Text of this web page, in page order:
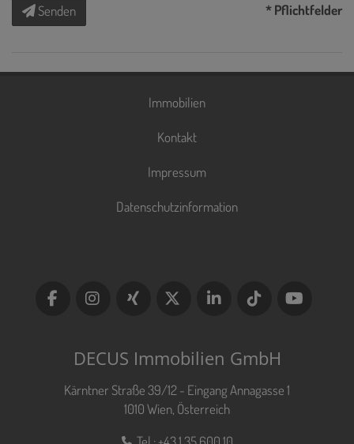
Senden * Pflichtfelder
Immobilien
Kontakt
Impressum
Datenschutzinformation
DECUS Immobilien GmbH
Kärntner Straße 39/12 - Eingang Annagasse 1
1010 Wien, Österreich